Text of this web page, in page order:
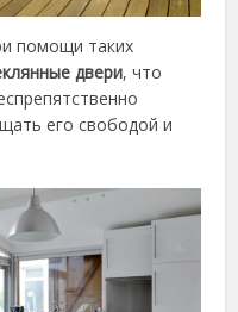
помощи таких
двери, что
его свободой и